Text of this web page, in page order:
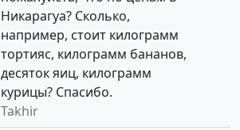
Никарагуа? Сколько,
например, стоит килограмм
тортияс, килограмм бананов,
десяток яиц, килограмм
курицы? Спасибо.
Takhir